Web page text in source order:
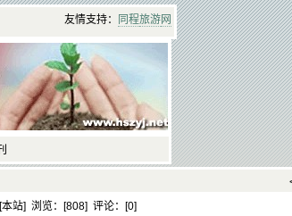
友情支持： 同程旅游网
站] 浏览：[808] 评论：[0]